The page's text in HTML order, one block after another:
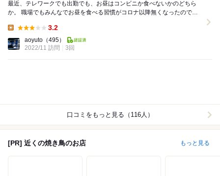
最近、テレワークでも出勤でも、お昼はコンビニか食べないかのどちら
か。 職場でもみんなでお昼を食べる習慣がコロナ以降無くなったので、
3.2
aoyuto （495）
2022/11 訪問
3回
口コミをもっと見る（116人）
[PR] 近くの焼き鳥のお店 もっと見る